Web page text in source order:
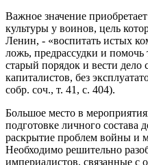
Важное значение
культуры у воинов, цель
Ленин, - «воспитать истых
ложь, предрассудки и
старый порядок и вести дело
капиталистов, без
собр. соч., т. 41, с. 404).
Большое место в
подготовке личного состава
раскрытие проблем войны и
Необходимо решительно
империалистов, связанные с